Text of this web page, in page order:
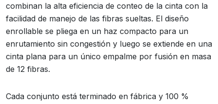
combinan la alta eficiencia de conteo de la cinta con la
facilidad de manejo de las fibras sueltas. El diseño
enrollable se pliega en un haz compacto para un
enrutamiento sin congestión y luego se extiende en una
cinta plana para un único empalme por fusión en masa
de 12 fibras.
Cada conjunto está terminado en fábrica y 100 %